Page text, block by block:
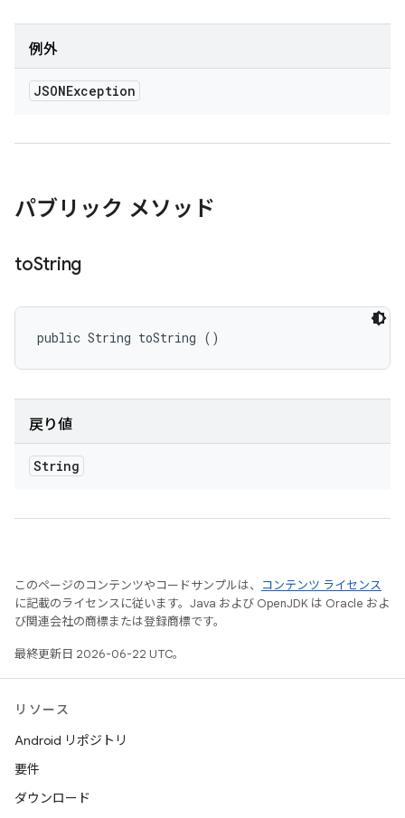
例外
JSONException
パブリック メソッド
toString
public String toString ()
戻り値
String
このページのコンテンツやコードサンプルは、
コンテンツ ライセンス
に記載のライセンスに従います。Java および OpenJDK は Oracle およ
び関連会社の商標または登録商標です。
最終更新日 2026-06-22 UTC。
リソース
Android リポジトリ
要件
ダウンロード